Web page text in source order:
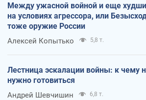
Между ужасной войной и еще
на условиях агрессора, или
тоже оружие России
Алексей Копытько 5,8 т.
Лестница эскалации войны: к чему
нужно готовиться
Андрей Шевчишин 6,8 т.